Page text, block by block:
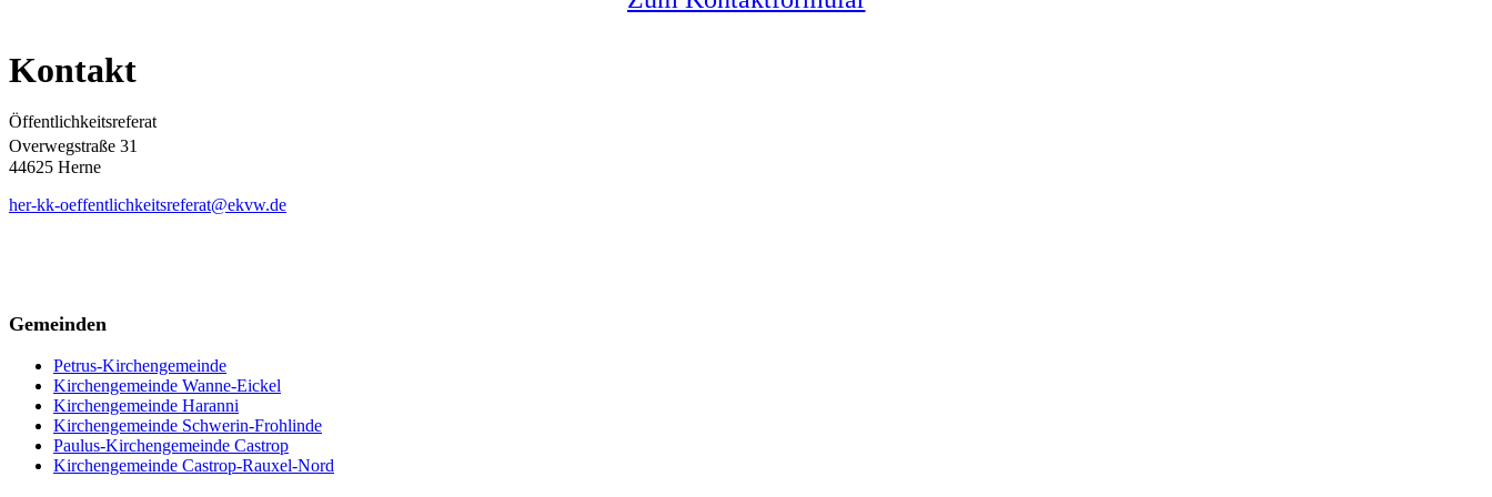
Kontakt
Öffentlichkeitsreferat
Overwegstraße 31
44625 Herne
her-kk-oeffentlichkeitsreferat@ekvw.de
Gemeinden
Petrus-Kirchengemeinde
Kirchengemeinde Wanne-Eickel
Kirchengemeinde Haranni
Kirchengemeinde Schwerin-Frohlinde
Paulus-Kirchengemeinde Castrop
Kirchengemeinde Castrop-Rauxel-Nord